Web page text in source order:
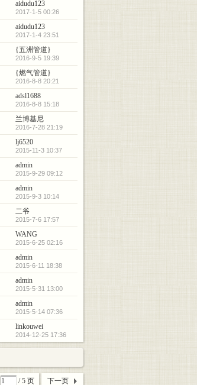
aidudu123
2017-1-5 00:26
aidudu123
2017-1-4 23:51
{五洲管道}
2016-9-5 19:39
{燃气管道}
2016-8-8 20:21
adsl1688
2016-8-8 15:18
兰博基尼
2016-7-28 21:19
lj6520
2015-11-3 10:37
admin
2015-9-29 09:12
admin
2015-9-3 10:14
二爷
2015-7-6 17:57
WANG
2015-6-25 02:16
admin
2015-6-11 18:38
admin
2015-5-31 13:00
admin
2015-5-14 07:36
linkouwei
2014-12-25 17:36
/ 5 页 下一页